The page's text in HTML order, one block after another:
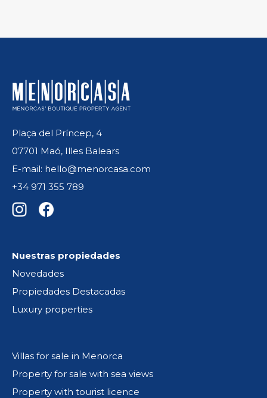
Plaça del Príncep, 4
07701 Maó, Illes Balears
E-mail: hello@menorcasa.com
+34 971 355 789
Nuestras propiedades
Novedades
Propiedades Destacadas
Luxury properties
Villas for sale in Menorca
Property for sale with sea views
Property with tourist licence